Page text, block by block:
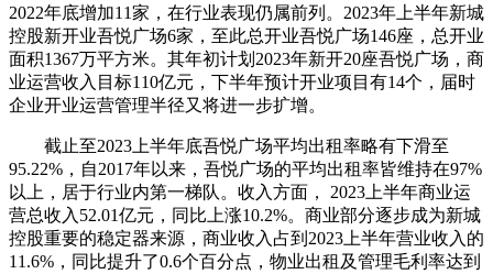
2022年底增加11家，在行业表现仍属前列。2023年上半年新城
控股新开业吾悦广场6家，至此总开业吾悦广场146座，总开业
面积1367万平方米。其年初计划2023年新开20座吾悦广场，商
业运营收入目标110亿元，下半年预计开业项目有14个，届时
企业开业运营管理半径又将进一步扩增。
截止至2023上半年底吾悦广场平均出租率略有下滑至
95.22%，自2017年以来，吾悦广场的平均出租率皆维持在97%
以上，居于行业内第一梯队。收入方面， 2023上半年商业运
营总收入52.01亿元，同比上涨10.2%。商业部分逐步成为新城
控股重要的稳定器来源，商业收入占到2023上半年营业收入的
11.6%，同比提升了0.6个百分点，物业出租及管理毛利率达到